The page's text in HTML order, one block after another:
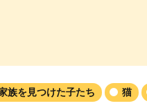
族を見つけた子たち 猫